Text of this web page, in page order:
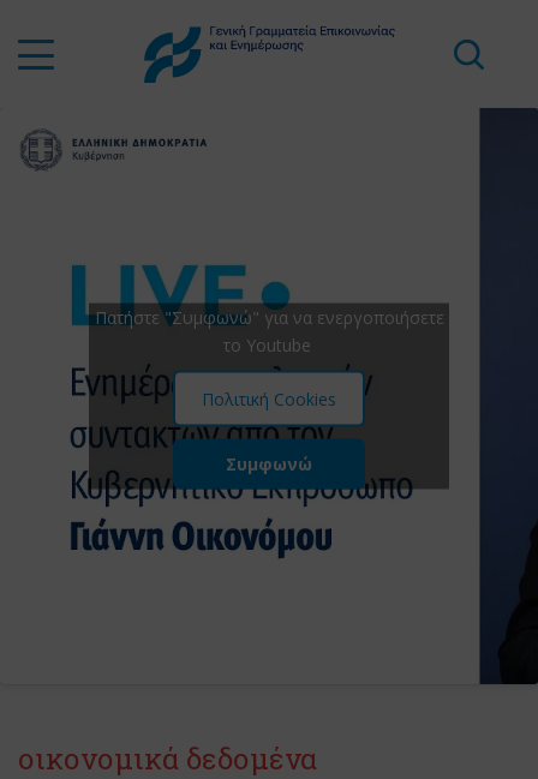
Πατήστε "Συμφωνώ" για να ενεργοποιήσετε
το Youtube
Πολιτική Cookies
Συμφωνώ
οικονομικά δεδομένα